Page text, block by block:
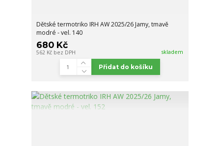
Dětské termotriko IRH AW 2025/26 Jamy, tmavě
modré - vel. 140
680 Kč
562 Kč bez DPH skladem
Přidat do košíku